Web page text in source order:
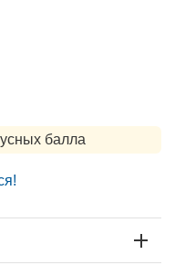
балла